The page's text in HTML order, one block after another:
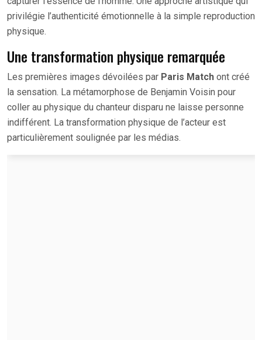
privilégie l’authenticité émotionnelle à la simple reproduction
physique.
Une transformation physique remarquée
Les premières images dévoilées par Paris Match ont créé
la sensation. La métamorphose de Benjamin Voisin pour
coller au physique du chanteur disparu ne laisse personne
indifférent. La transformation physique de l’acteur est
particulièrement soulignée par les médias.